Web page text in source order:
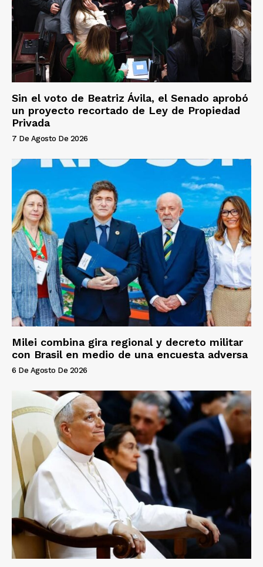
Sin el voto de Beatriz Ávila, el Senado aprobó
un proyecto recortado de Ley de Propiedad
Privada
7 De Agosto De 2026
Milei combina gira regional y decreto militar
con Brasil en medio de una encuesta adversa
6 De Agosto De 2026